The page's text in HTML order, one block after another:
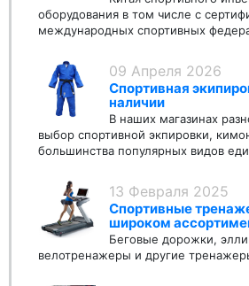
оборудования в том числе с
международных спортивных
09 Апреля 2026
Спортивная
наличии
В наших магазинах
выбор спортивной экпировки,
большинства популярных видов
13 Февраля 2025
Спортивные
широком
Беговые дорожки,
велотренажеры и другие